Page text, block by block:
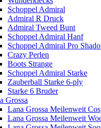
Schoppel Admiral
Admiral R Druck
Admiral Tweed Bunt
Schoppel Admiral Hanf
Schoppel Admiral Pro
Crazy Perlen
Boots Strange
Schoppel Admiral Starke
Zauberball Starke 6-ply
Starke 6 Bruder
Grossa
Lana Grossa Meilenweit
Lana Grossa Meilenweit